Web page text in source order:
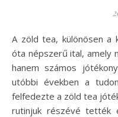
A zöld tea, különösen a kínai szálas változata, évezredek
óta népszerű ital, amely
hanem számos
utóbbi években a
felfedezte a zöld tea
rutinjuk részévé